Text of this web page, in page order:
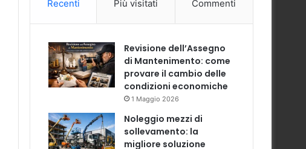
Recenti Più visitati Commenti
Revisione dell’Assegno
di Mantenimento: come
provare il cambio delle
condizioni economiche
1 Maggio 2026
Noleggio mezzi di
sollevamento: la
migliore soluzione